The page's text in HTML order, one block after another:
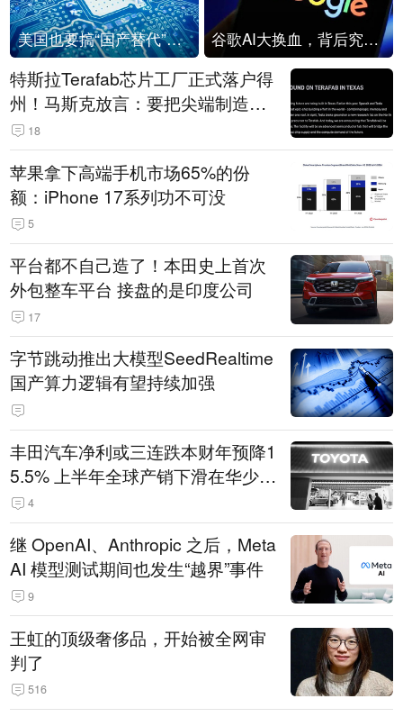
美国也要搞“国产替代”？先算清三笔账 谷歌AI大换血，背后究竟发生了什么？
特斯拉Terafab芯片工厂正式落户得
州！马斯克放言：要把尖端制造带
回美国
18
苹果拿下高端手机市场65%的份
额：iPhone 17系列功不可没
5
平台都不自己造了！本田史上首次
外包整车平台 接盘的是印度公司
17
字节跳动推出大模型SeedRealtime
国产算力逻辑有望持续加强
丰田汽车净利或三连跌本财年预降1
5.5% 上半年全球产销下滑在华少卖
14.3万辆
4
继 OpenAI、Anthropic 之后，Meta
AI 模型测试期间也发生“越界”事件
9
王虹的顶级奢侈品，开始被全网审
判了
516